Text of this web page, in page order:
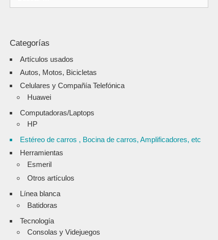
Categorías
Artículos usados
Autos, Motos, Bicicletas
Celulares y Compañía Telefónica
Huawei
Computadoras/Laptops
HP
Estéreo de carros , Bocina de carros, Amplificadores, etc
Herramientas
Esmeril
Otros artículos
Línea blanca
Batidoras
Tecnología
Consolas y Videjuegos